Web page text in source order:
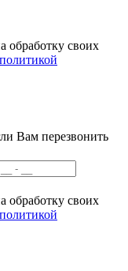
обработку своих
политикой
Вам перезвонить
обработку своих
политикой